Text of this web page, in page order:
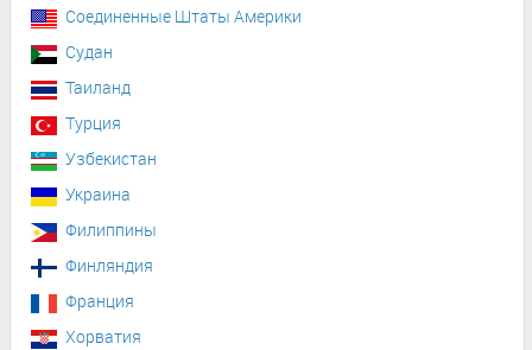
Соединенные Штаты Америки
Судан
Таиланд
Турция
Узбекистан
Украина
Филиппины
Финляндия
Франция
Хорватия